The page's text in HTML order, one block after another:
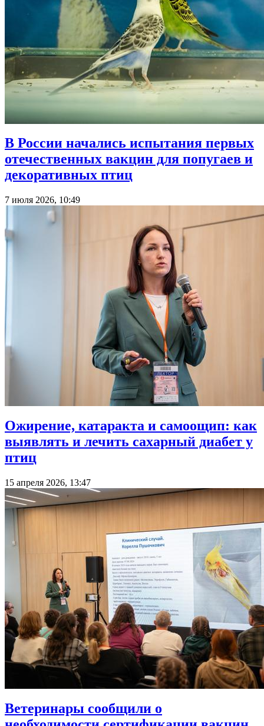
В России начались испытания первых
отечественных вакцин для попугаев и
декоративных птиц
7 июля 2026, 10:49
Ожирение, катаракта и самоощип: как
выявлять и лечить сахарный диабет у
птиц
15 апреля 2026, 13:47
Ветеринары сообщили о